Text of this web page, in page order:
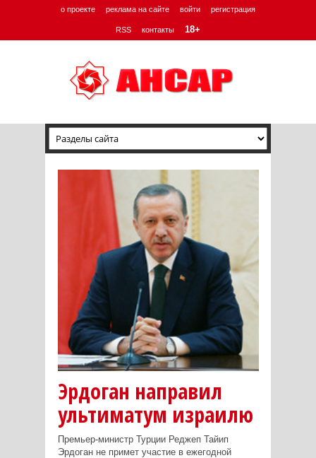
о проекте реклама на сайте войти регистрация
RSS контакты 18+
Эрдоган направил
ультиматум израилю
Премьер-министр Турции Реджеп Тайип
Эрдоган не примет участие в ежегодной